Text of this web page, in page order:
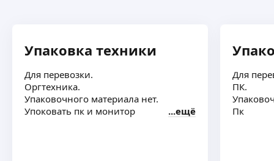
Упаковка техники
Для перевозки.
Оргтехника.
Упаковочного материала нет.
Упоковать пк и монитор
ещё
Для
ПК.
Пк